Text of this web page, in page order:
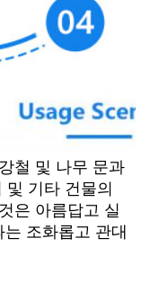
철 및 나무 문과
기타 건물의
은 아름답고 실
조화롭고 관대